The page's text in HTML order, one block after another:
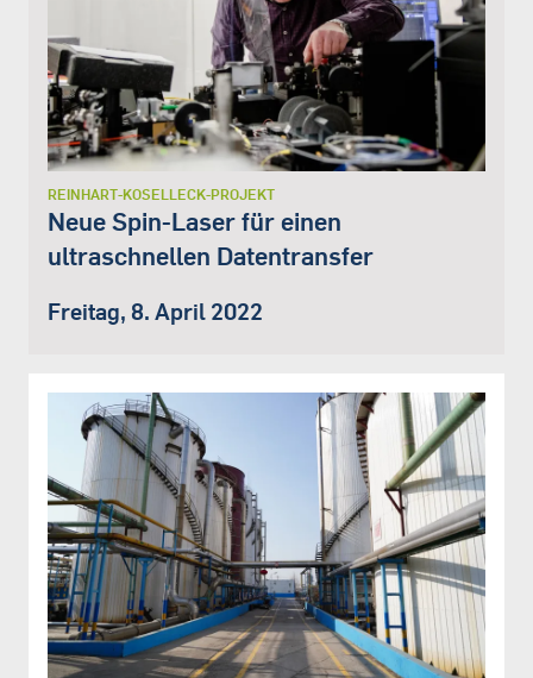
REINHART-KOSELLECK-PROJEKT
Neue Spin-Laser für einen
ultraschnellen Datentransfer
Freitag, 8. April 2022